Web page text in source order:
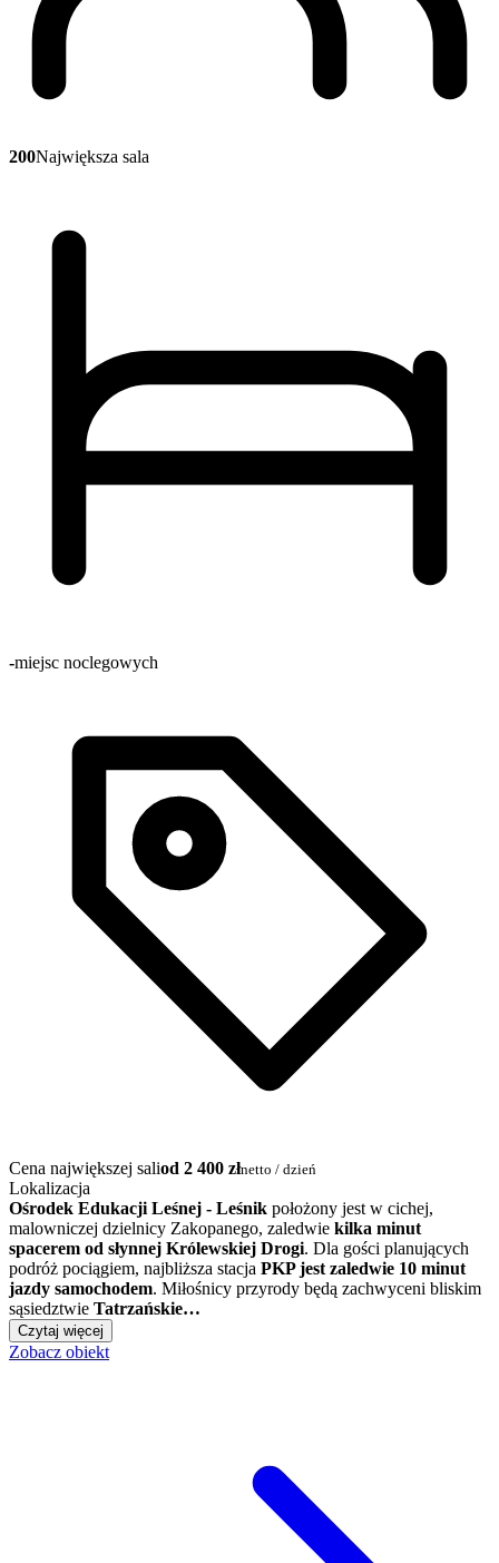
200Największa sala
-miejsc noclegowych
Cena największej saliod 2 400 złnetto / dzień
Lokalizacja
Ośrodek Edukacji Leśnej - Leśnik położony jest w cichej,
malowniczej dzielnicy Zakopanego, zaledwie kilka minut
spacerem od słynnej Królewskiej Drogi. Dla gości planujących
podróż pociągiem, najbliższa stacja PKP jest zaledwie 10 minut
jazdy samochodem. Miłośnicy przyrody będą zachwyceni bliskim
sąsiedztwie Tatrzańskie…
Czytaj więcej
Zobacz obiekt